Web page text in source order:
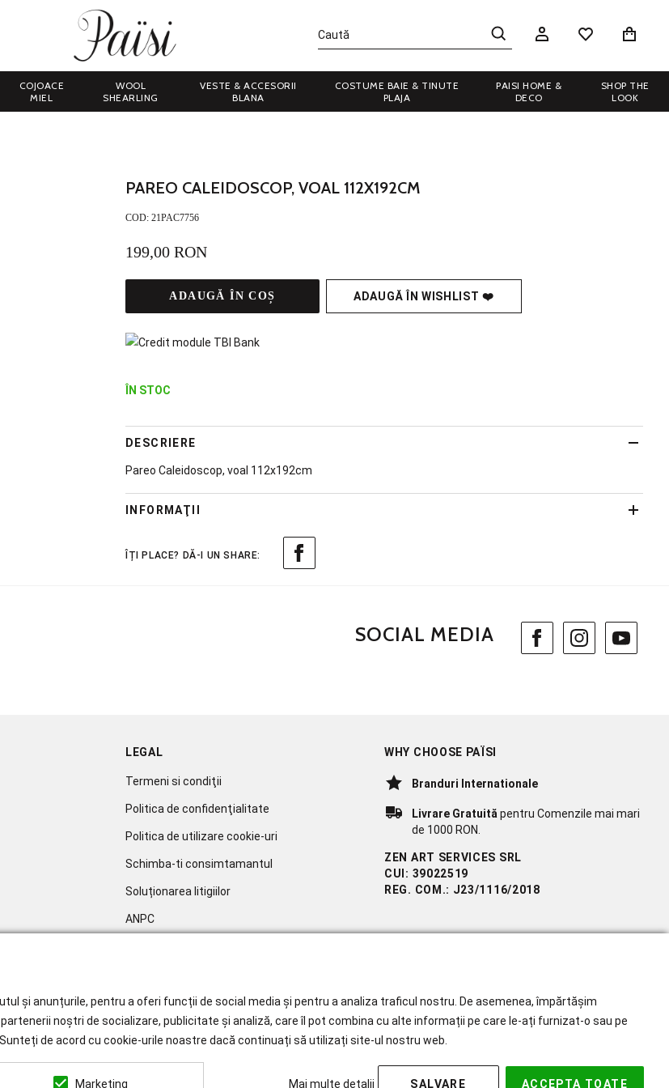
COJOACE
MIEL
WOOL
SHEARLING
VESTE & ACCESORII
BLANA
COSTUME BAIE & TINUTE
PLAJA
PAISI HOME &
DECO
SHOP THE
LOOK
PAREO CALEIDOSCOP, VOAL 112X192CM
COD: 21PAC7756
199,00 RON
ADAUGĂ ÎN COȘ ADAUGĂ ÎN WISHLIST ❤️
ÎN STOC
DESCRIERE
Pareo Caleidoscop, voal 112x192cm
INFORMAŢII
SOCIAL MEDIA
LEGAL
Termeni si condiţii
Politica de confidenţialitate
Politica de utilizare cookie-uri
Schimba-ti consimtamantul
Soluționarea litigiilor
ANPC
WHY CHOOSE PAÏSI
Branduri Internationale
Livrare Gratuită pentru Comenzile mai mari
de 1000 RON.
ZEN ART SERVICES SRL
CUI: 39022519
REG. COM.: J23/1116/2018
și anunțurile, pentru a oferi funcții de social media și pentru a analiza traficul nostru. De asemenea, împărtășim
noștri de socializare, publicitate și analiză, care îl pot combina cu alte informații pe care le-ați furnizat-o sau pe
de acord cu cookie-urile noastre dacă continuați să utilizați site-ul nostru web.
Marketing Mai multe detalii SALVARE ACCEPTA TOATE